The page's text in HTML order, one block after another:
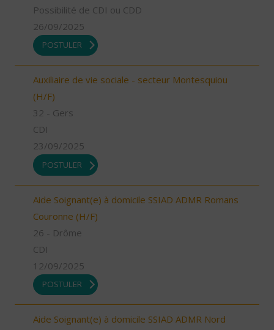
Possibilité de CDI ou CDD
26/09/2025
POSTULER
Auxiliaire de vie sociale - secteur Montesquiou
(H/F)
32 - Gers
CDI
23/09/2025
POSTULER
Aide Soignant(e) à domicile SSIAD ADMR Romans
Couronne (H/F)
26 - Drôme
CDI
12/09/2025
POSTULER
Aide Soignant(e) à domicile SSIAD ADMR Nord